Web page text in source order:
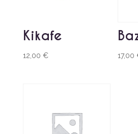
Kikafe
12,00 € 17,00